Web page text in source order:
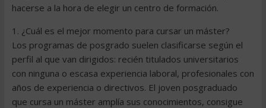
hacerse a la hora de elegir un centro de formación.
1. ¿Cuál es el mejor momento para cursar un máster?
Los programas de posgrado suelen clasificarse según el
perfil al que van dirigidos: recién titulados universitarios
con ninguna o escasa experiencia laboral, profesionales con
años de experiencia o directivos. El joven posgraduado
que cursa un máster amplía sus conocimientos, consigue